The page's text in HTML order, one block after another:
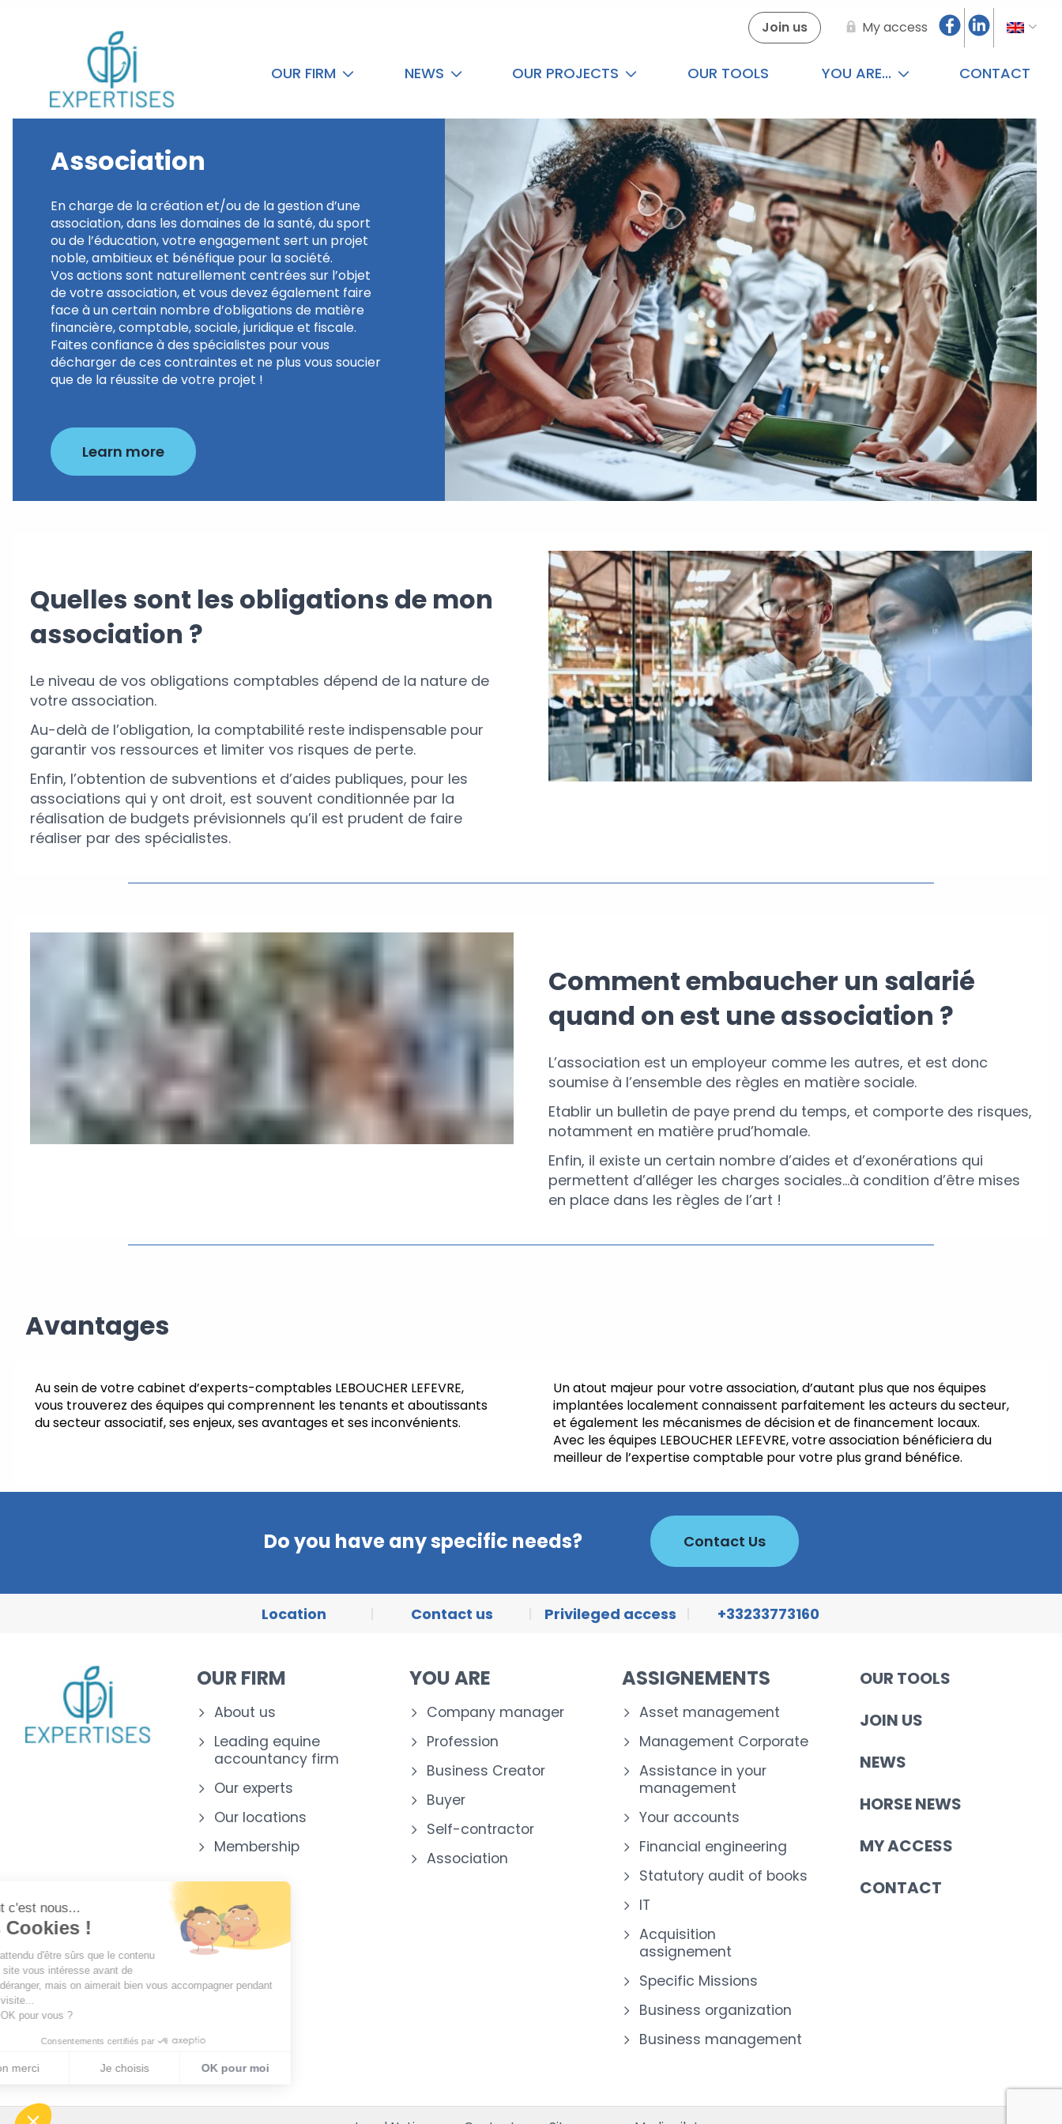
Join us My access
OUR FIRM NEWS OUR PROJECTS OUR TOOLS YOU ARE... CONTACT
Association
En charge de la création et/ou de la gestion d’une
association, dans les domaines de la santé, du sport
ou de l’éducation, votre engagement sert un projet
noble, ambitieux et bénéfique pour la société.
Vos actions sont naturellement centrées sur l’objet
de votre association, et vous devez également faire
face à un certain nombre d’obligations de matière
financière, comptable, sociale, juridique et fiscale.
Faites confiance à des spécialistes pour vous
décharger de ces contraintes et ne plus vous soucier
que de la réussite de votre projet !
Learn more
Quelles sont les obligations de mon
association ?
Le niveau de vos obligations comptables dépend de la nature de
votre association.
Au-delà de l’obligation, la comptabilité reste indispensable pour
garantir vos ressources et limiter vos risques de perte.
Enfin, l’obtention de subventions et d’aides publiques, pour les
associations qui y ont droit, est souvent conditionnée par la
réalisation de budgets prévisionnels qu’il est prudent de faire
réaliser par des spécialistes.
Comment embaucher un salarié
quand on est une association ?
L’association est un employeur comme les autres, et est donc
soumise à l’ensemble des règles en matière sociale.
Etablir un bulletin de paye prend du temps, et comporte des risques,
notamment en matière prud’homale.
Enfin, il existe un certain nombre d’aides et d’exonérations qui
permettent d’alléger les charges sociales…à condition d’être mises
en place dans les règles de l’art !
Avantages
Au sein de votre cabinet d’experts-comptables LEBOUCHER LEFEVRE,
vous trouverez des équipes qui comprennent les tenants et aboutissants
du secteur associatif, ses enjeux, ses avantages et ses inconvénients.
Un atout majeur pour votre association, d’autant plus que nos équipes
implantées localement connaissent parfaitement les acteurs du secteur,
et également les mécanismes de décision et de financement locaux.
Avec les équipes LEBOUCHER LEFEVRE, votre association bénéficiera du
meilleur de l’expertise comptable pour votre plus grand bénéfice.
Do you have any specific needs? Contact Us
Location Contact us Privileged access +33233773160
OUR FIRM
About us
Leading equine
accountancy firm
Our experts
Our locations
Membership
YOU ARE
Company manager
Profession
Business Creator
Buyer
Self-contractor
Association
ASSIGNEMENTS
Asset management
Management Corporate
Assistance in your
management
Your accounts
Financial engineering
Statutory audit of books
IT
Acquisition
assignement
Specific Missions
Business organization
Business management
OUR TOOLS
JOIN US
NEWS
HORSE NEWS
MY ACCESS
CONTACT
Salut c'est nous...
les Cookies !
On a attendu d'être sûrs que le contenu
de ce site vous intéresse avant de
vous déranger, mais on aimerait bien vous accompagner pendant
C'est OK pour vous ?
Consentements certifiés par
Je choisis OK pour moi
Notre plateforme vous permet d'adapter et de gérer vos paramètres de confidentialité, en garantissant la conformité avec les réglementations. Personnalisez vos préférences pour